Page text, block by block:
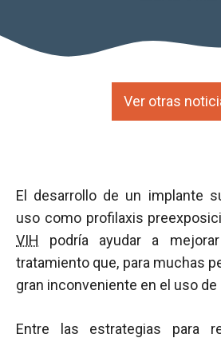
Ver otras
El desarrollo de un implante
uso como profilaxis
VIH podría ayudar a
tratamiento que, para muchas
gran inconveniente en el uso de
Entre las estrategias para